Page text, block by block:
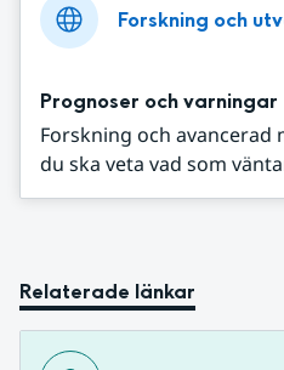
Forskning och
Prognoser och varningar
Forskning och
du ska veta vad som
Relaterade länkar